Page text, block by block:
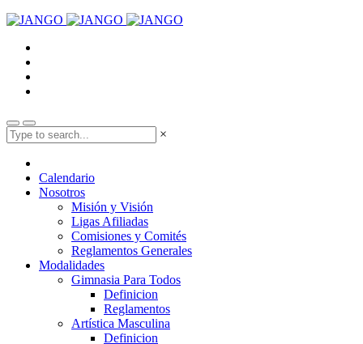
×
Calendario
Nosotros
Misión y Visión
Ligas Afiliadas
Comisiones y Comités
Reglamentos Generales
Modalidades
Gimnasia Para Todos
Definicion
Reglamentos
Artística Masculina
Definicion